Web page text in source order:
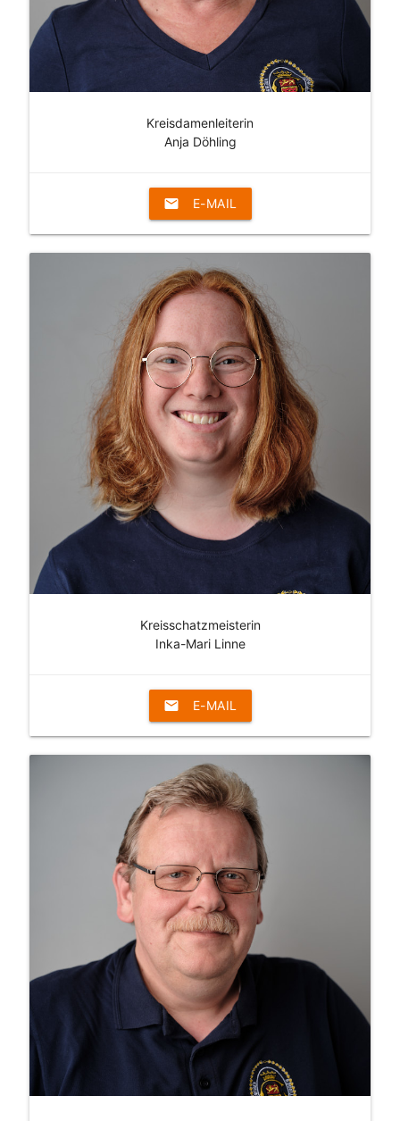
Kreisdamenleiterin
Anja Döhling
email E-MAIL
Kreisschatzmeisterin
Inka-Mari Linne
email E-MAIL